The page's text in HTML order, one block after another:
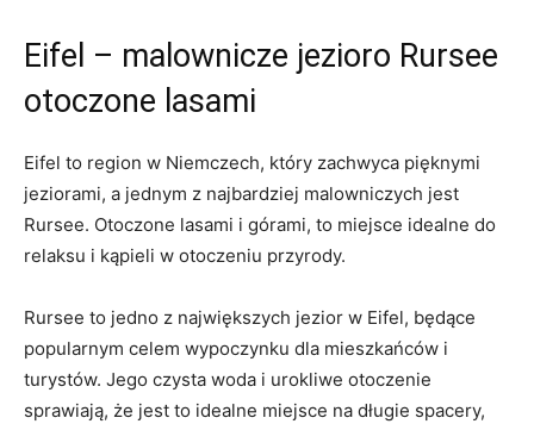
Eifel – malownicze jezioro Rursee
otoczone lasami
Eifel to region​ w Niemczech, ‌który zachwyca ⁢pięknymi
jeziorami, a jednym z ‍najbardziej malowniczych jest
Rursee. Otoczone lasami i górami, to miejsce idealne do
relaksu i kąpieli w otoczeniu przyrody.
Rursee to jedno z największych jezior w​ Eifel, będące‍
popularnym ⁤celem wypoczynku‍ dla mieszkańców ⁢i
turystów. ⁢Jego czysta woda i urokliwe otoczenie
sprawiają, że jest to idealne miejsce na długie spacery,